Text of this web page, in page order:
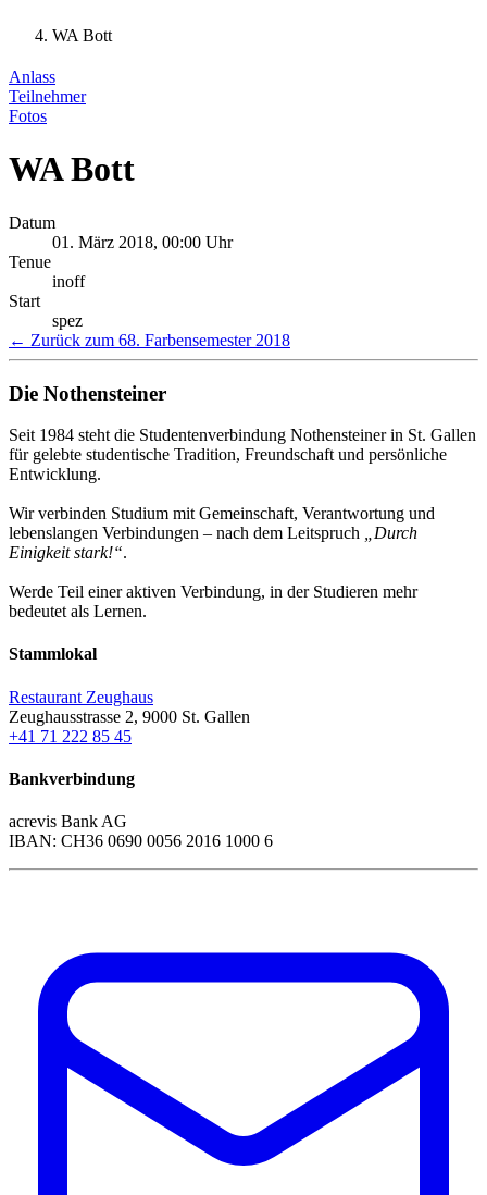
WA Bott
Anlass
Teilnehmer
Fotos
WA Bott
Datum
01. März 2018, 00:00 Uhr
Tenue
inoff
Start
spez
← Zurück zum 68. Farbensemester 2018
Die Nothensteiner
Seit 1984 steht die Studentenverbindung Nothensteiner in St. Gallen
für gelebte studentische Tradition, Freundschaft und persönliche
Entwicklung.
Wir verbinden Studium mit Gemeinschaft, Verantwortung und
lebenslangen Verbindungen – nach dem Leitspruch
„Durch
Einigkeit stark!“.
Werde Teil einer aktiven Verbindung, in der Studieren mehr
bedeutet als Lernen.
Stammlokal
Restaurant Zeughaus
Zeughausstrasse 2, 9000 St. Gallen
+41 71 222 85 45
Bankverbindung
acrevis Bank AG
IBAN: CH36 0690 0056 2016 1000 6